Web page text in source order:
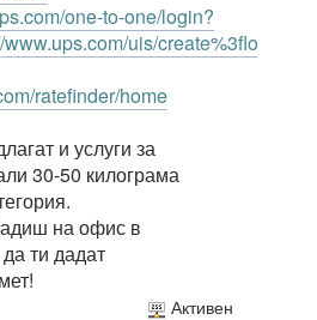
one-to-one/login?
www.ups.com/uis/
ratefinder/home
и услуги за
30-50 килограма
на офис в
ти дадат
Активен